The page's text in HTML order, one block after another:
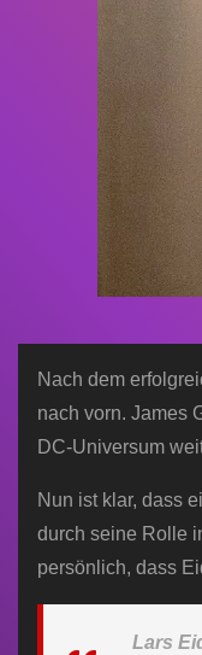
Nach dem
nach vorn. James
DC-Universum
Nun ist klar, dass
durch seine Rolle
persönlich, dass
Lars